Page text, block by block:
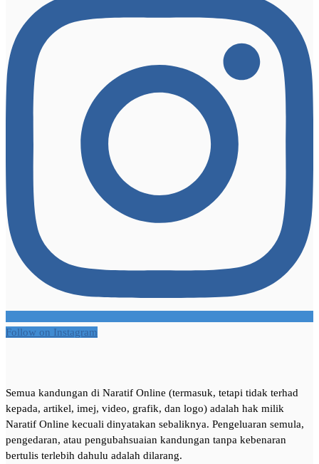
Follow on Instagram
Semua kandungan di Naratif Online (termasuk, tetapi tidak terhad
kepada, artikel, imej, video, grafik, dan logo) adalah hak milik
Naratif Online kecuali dinyatakan sebaliknya. Pengeluaran semula,
pengedaran, atau pengubahsuaian kandungan tanpa kebenaran
bertulis terlebih dahulu adalah dilarang.